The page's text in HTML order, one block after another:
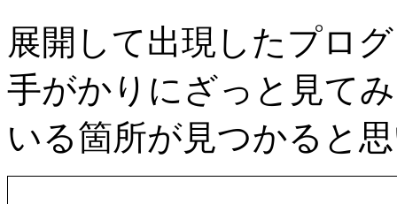
展開して出現したプロ
手がかりにざっと見て
いる箇所が見つかると